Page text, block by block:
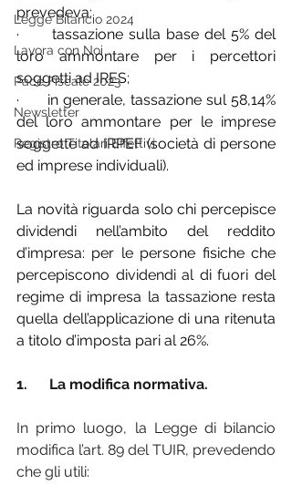
Legge Bilancio 2024
Lavora con Noi
Pace Fiscale 2023
Newsletter
Registro Titolari Effettivi
prevedeva:
·      tassazione sulla base del 5% del
loro ammontare per i percettori
soggetti ad IRES;
·      in generale, tassazione sul 58,14%
del loro ammontare per le imprese
soggette ad IRPEF (società di persone
ed imprese individuali).
La novità riguarda solo chi percepisce
dividendi nell’ambito del reddito
d’impresa: per le persone fisiche che
percepiscono dividendi al di fuori del
regime di impresa la tassazione resta
quella dell’applicazione di una ritenuta
a titolo d’imposta pari al 26%.
1.      La modifica normativa.
In primo luogo, la Legge di bilancio
modifica l’art. 89 del TUIR, prevedendo
che gli utili: